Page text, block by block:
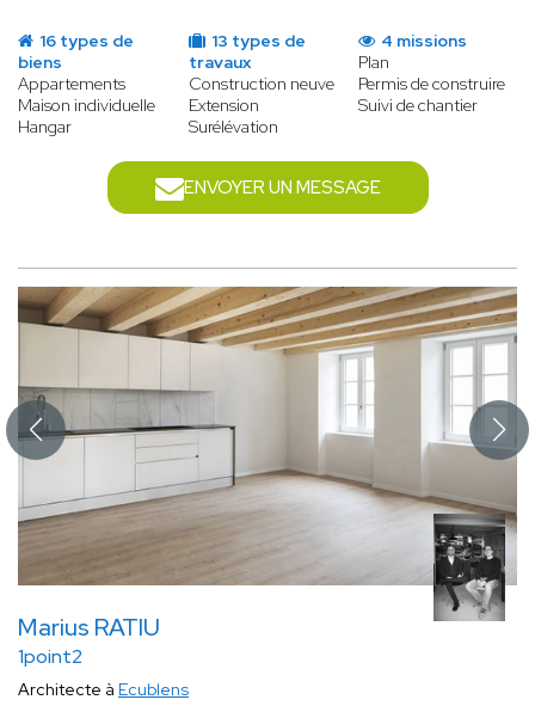
16 types de
biens
Appartements
Maison individuelle
Hangar
13 types de
travaux
Construction neuve
Extension
Surélévation
4 missions
Plan
Permis de construire
Suivi de chantier
ENVOYER UN MESSAGE
Marius RATIU
1point2
Architecte à Ecublens